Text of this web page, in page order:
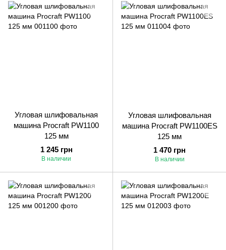
Угловая шлифовальная
машина Procraft PW1100
125 мм
1 245 грн
В наличии
Угловая шлифовальная
машина Procraft PW1100ES
125 мм
1 470 грн
В наличии